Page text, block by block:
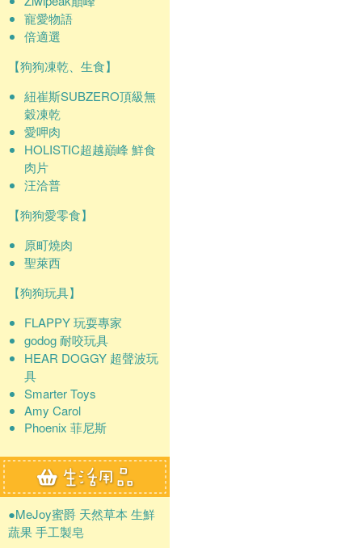
寵愛物語
倍適選
【狗狗凍乾、生食】
紐崔斯SUBZERO頂級無
穀凍乾
愛呷肉
HOLISTIC超越巔峰 鮮食
肉片
汪洽普
【狗狗愛零食】
原町燒肉
聖萊西
【狗狗玩具】
FLAPPY 玩耍專家
godog 耐咬玩具
HEAR DOGGY 超聲波玩
具
Smarter Toys
Amy Carol
Phoenix 菲尼斯
●MeJoy蜜爵 天然草本 生鮮
蔬果 手工製皂